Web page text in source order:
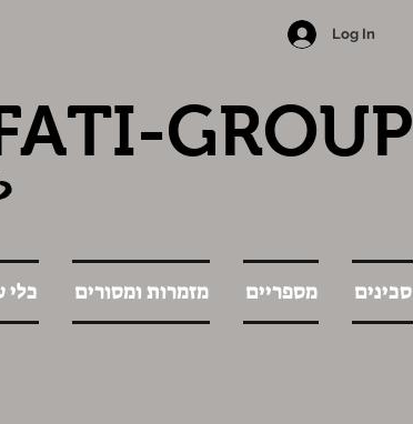
Log In
GROUP
סכינים מספריים מזמרות ומסורים כלי